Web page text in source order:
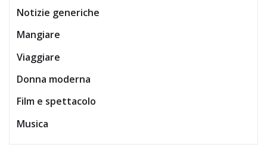
Notizie generiche
Mangiare
Viaggiare
Donna moderna
Film e spettacolo
Musica